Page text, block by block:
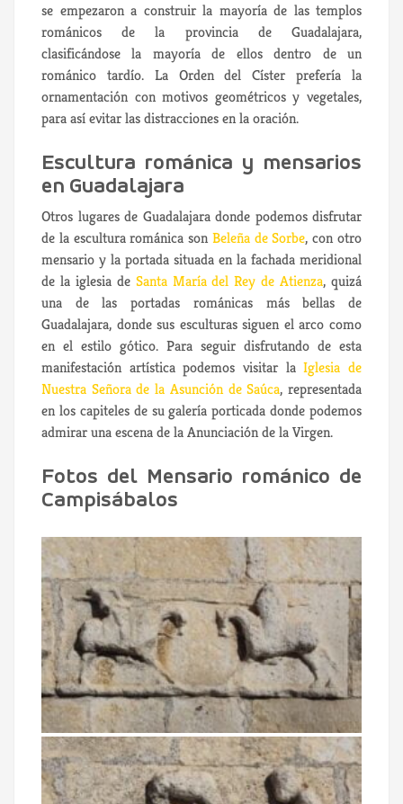
se empezaron a construir la mayoría de las templos
románicos de la provincia de Guadalajara,
clasificándose la mayoría de ellos dentro de un
románico tardío. La Orden del Císter prefería la
ornamentación con motivos geométricos y vegetales,
para así evitar las distracciones en la oración.
Escultura románica y mensarios
en Guadalajara
Otros lugares de Guadalajara donde podemos disfrutar
de la escultura románica son Beleña de Sorbe, con otro
mensario y la portada situada en la fachada meridional
de la iglesia de Santa María del Rey de Atienza, quizá
una de las portadas románicas más bellas de
Guadalajara, donde sus esculturas siguen el arco como
en el estilo gótico. Para seguir disfrutando de esta
manifestación artística podemos visitar laIglesia de
Nuestra Señora de la Asunción de Saúca, representada
en los capiteles de su galería porticada donde podemos
admirar una escena de la Anunciación de la Virgen.
Fotos del Mensario románico de
Campisábalos